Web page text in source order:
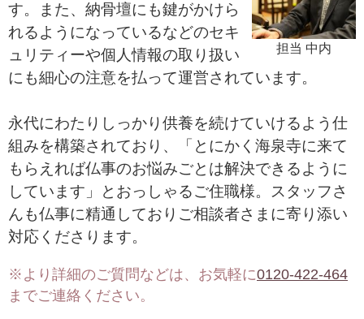
担当 中内
す。また、納骨壇にも鍵がかけら
れるようになっているなどのセキ
ュリティーや個人情報の取り扱い
にも細心の注意を払って運営されています。
永代にわたりしっかり供養を続けていけるよう仕
組みを構築されており、「とにかく海泉寺に来て
もらえれば仏事のお悩みごとは解決できるように
しています」とおっしゃるご住職様。スタッフさ
んも仏事に精通しておりご相談者さまに寄り添い
対応くださります。
※より詳細のご質問などは、お気軽に0120-422-464
までご連絡ください。